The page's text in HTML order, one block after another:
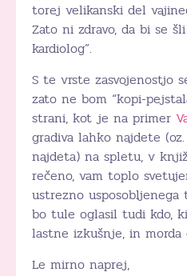
torej velikanski del
Zato ni zdravo, da bi se
kardiolog”.
S te vrste zasvojenostjo
zato ne bom “kopi-
strani, kot je na primer
gradiva lahko najdete
najdeta) na spletu, v
rečeno, vam toplo
ustrezno usposobljenega
bo tule oglasil tudi kdo,
lastne izkušnje, in
Le mirno naprej,